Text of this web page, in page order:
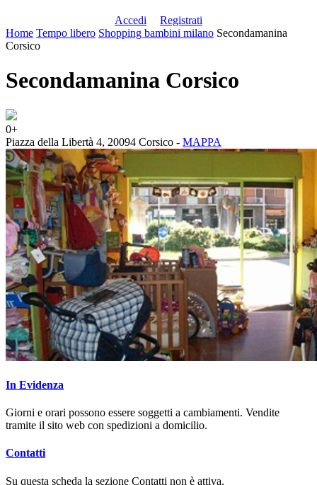
Accedi
Registrati
Home Tempo libero Shopping bambini milano Secondamanina
Corsico
Secondamanina Corsico
0+
Piazza della Libertà 4, 20094 Corsico - MAPPA
In Evidenza
Giorni e orari possono essere soggetti a cambiamenti. Vendite
tramite il sito web con spedizioni a domicilio.
Contatti
Su questa scheda la sezione Contatti non è attiva.